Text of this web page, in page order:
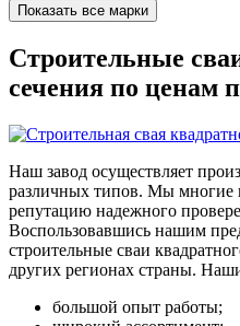
Строительные
сечения по ценам
Наш завод осуществляет
различных типов. Мы
репутацию надежного
Воспользовавшись нашим
строительные сваи
других регионах страны.
большой опыт работы;